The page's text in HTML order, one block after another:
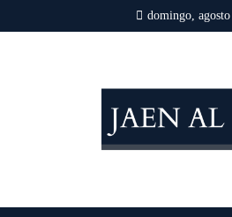
domingo,